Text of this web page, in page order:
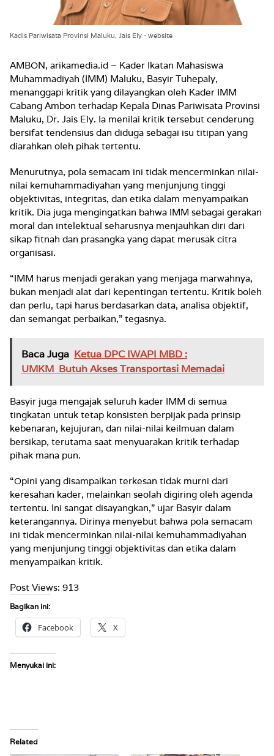
Kadis Pariwisata Provinsi Maluku, Jais Ely - website
AMBON, arikamedia.id – Kader Ikatan Mahasiswa
Muhammadiyah (IMM) Maluku, Basyir Tuhepaly,
menanggapi kritik yang dilayangkan oleh Kader IMM
Cabang Ambon terhadap Kepala Dinas Pariwisata Provinsi
Maluku, Dr. Jais Ely. Ia menilai kritik tersebut cenderung
bersifat tendensius dan diduga sebagai isu titipan yang
diarahkan oleh pihak tertentu.
Menurutnya, pola semacam ini tidak mencerminkan nilai-
nilai kemuhammadiyahan yang menjunjung tinggi
objektivitas, integritas, dan etika dalam menyampaikan
kritik. Dia juga mengingatkan bahwa IMM sebagai gerakan
moral dan intelektual seharusnya menjauhkan diri dari
sikap fitnah dan prasangka yang dapat merusak citra
organisasi.
“IMM harus menjadi gerakan yang menjaga marwahnya,
bukan menjadi alat dari kepentingan tertentu. Kritik boleh
dan perlu, tapi harus berdasarkan data, analisa objektif,
dan semangat perbaikan,” tegasnya.
Baca Juga Ketua DPC IWAPI MBD :
UMKM Butuh Akses Transportasi Memadai
Basyir juga mengajak seluruh kader IMM di semua
tingkatan untuk tetap konsisten berpijak pada prinsip
kebenaran, kejujuran, dan nilai-nilai keilmuan dalam
bersikap, terutama saat menyuarakan kritik terhadap
pihak mana pun.
“Opini yang disampaikan terkesan tidak murni dari
keresahan kader, melainkan seolah digiring oleh agenda
tertentu. Ini sangat disayangkan,” ujar Basyir dalam
keterangannya. Dirinya menyebut bahwa pola semacam
ini tidak mencerminkan nilai-nilai kemuhammadiyahan
yang menjunjung tinggi objektivitas dan etika dalam
menyampaikan kritik.
Post Views: 913
Bagikan ini:
Facebook X
Menyukai ini:
Related